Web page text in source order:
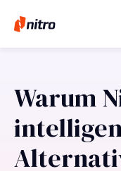
Warum